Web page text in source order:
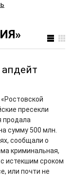
пресекли
продала
сумму 500 млн.
сообщали о
криминальная,
истекшим сроком
или почти не